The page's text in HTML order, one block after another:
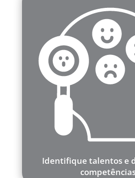
Identifique talentos e